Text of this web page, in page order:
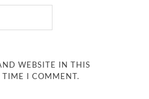
WEBSITE IN THIS
TIME I COMMENT.